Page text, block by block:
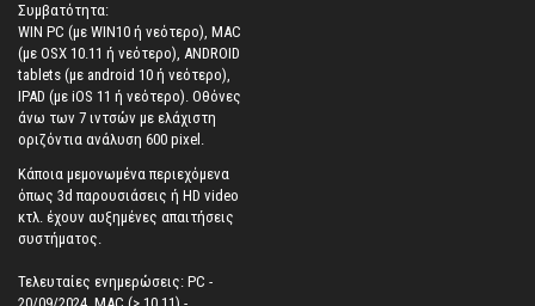
Συμβατότητα:
WIN PC (με WIN10 ή νεότερο), MAC
(με OSX 10.11 ή νεότερο), ANDROID
tablets (με android 10 ή νεότερο),
IPAD (με iOS 11 ή νεότερο). Oθόνες
άνω των 7 ιντσών με ελάχιστη
οριζόντια ανάλυση 600 pixel.
Κάποια μεμονωμένα περιεχόμενα
όπως 3d παρουσιάσεις ή HD video
κτλ. έχουν αυξημένες απαιτήσεις
συστήματος.
Τελευταίες ενημερώσεις: PC -